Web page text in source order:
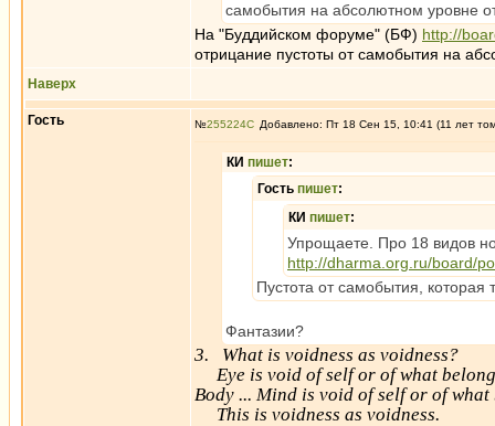
самобытия на абсолютном уровне
На "Буддийском форуме" (БФ) http://
отрицание пустоты от самобытия на
Наверх
Гость №255224 Добавлено: Пт 18 Сен 15, 10:41 (11 лет
КИ пишет:
Гость пишет:
КИ пишет:
Упрощаете. Про 18 видов
http://dharma.org.ru/board/
Пустота от самобытия, которая
Фантазии?
3. What is voidness as voidness?
Eye is void of self or of what
Body ... Mind is void of self or of
This is voidness as voidness.